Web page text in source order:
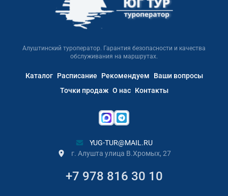
Алуштинский туроператор. Гарантия безопасности и качества
обслуживания на маршрутах.
Каталог Расписание Рекомендуем
Ваши вопросы
Точки продаж О нас Контакты
YUG-TUR@MAIL.RU
г. Алушта улица В.Хромых, 27
+7 978 816 30 10